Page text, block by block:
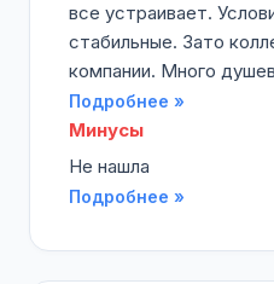
все устраивает.
стабильные. Зато
компании. Много
Подробнее »
Минусы
Не нашла
Подробнее »